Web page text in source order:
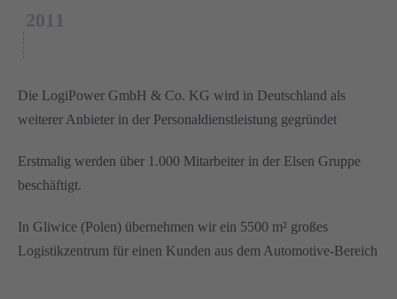
2011
Die LogiPower GmbH & Co. KG wird in Deutschland als
weiterer Anbieter in der Personaldienstleistung gegründet
Erstmalig werden über 1.000 Mitarbeiter in der Elsen Gruppe
beschäftigt.
In Gliwice (Polen) übernehmen wir ein 5500 m² großes
Logistikzentrum für einen Kunden aus dem Automotive-Bereich